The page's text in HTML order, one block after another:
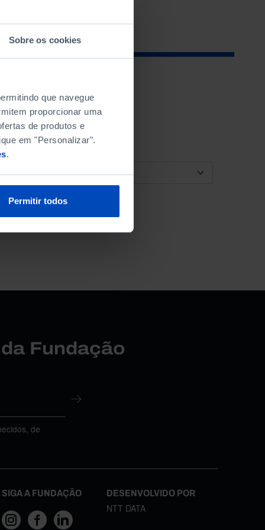
Sobre os cookies
que navegue
proporcionar uma
de produtos e
em "Personalizar".
.
Permitir todos
ORDENAR POR
Fundação
de
SIGA A FUNDAÇÃO DESENVOLVIDO POR
NTT DATA